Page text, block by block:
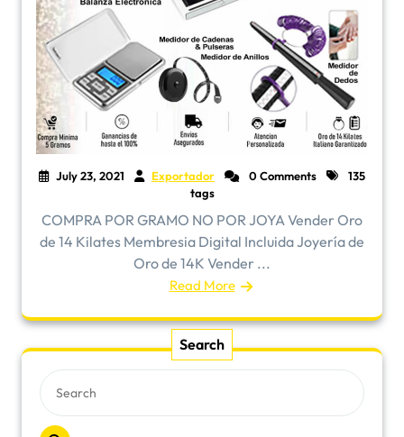
July 23, 2021 Exportador 0 Comments
135
tags
COMPRA POR GRAMO NO POR JOYA Vender Oro
de 14 Kilates Membresia Digital Incluida Joyería de
Oro de 14K Vender ...
Read More
Search